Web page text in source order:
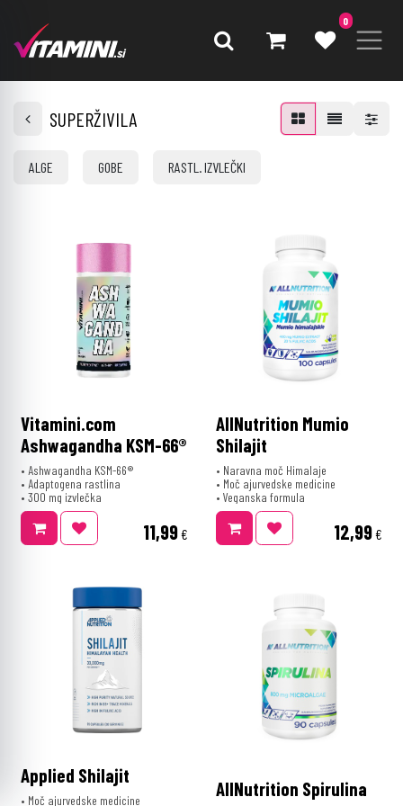
0
SUPERŽIVILA
ALGE GOBE RASTL. IZVLEČKI
Vitamini.com
Ashwagandha KSM-66®
• Ashwagandha KSM-66®
• Adaptogena rastlina
• 300 mg izvlečka
11,99€
AllNutrition Mumio
Shilajit
• Naravna moč Himalaje
• Moč ajurvedske medicine
• Veganska formula
12,99€
Applied Shilajit
• Moč ajurvedske medicine
AllNutrition Spirulina